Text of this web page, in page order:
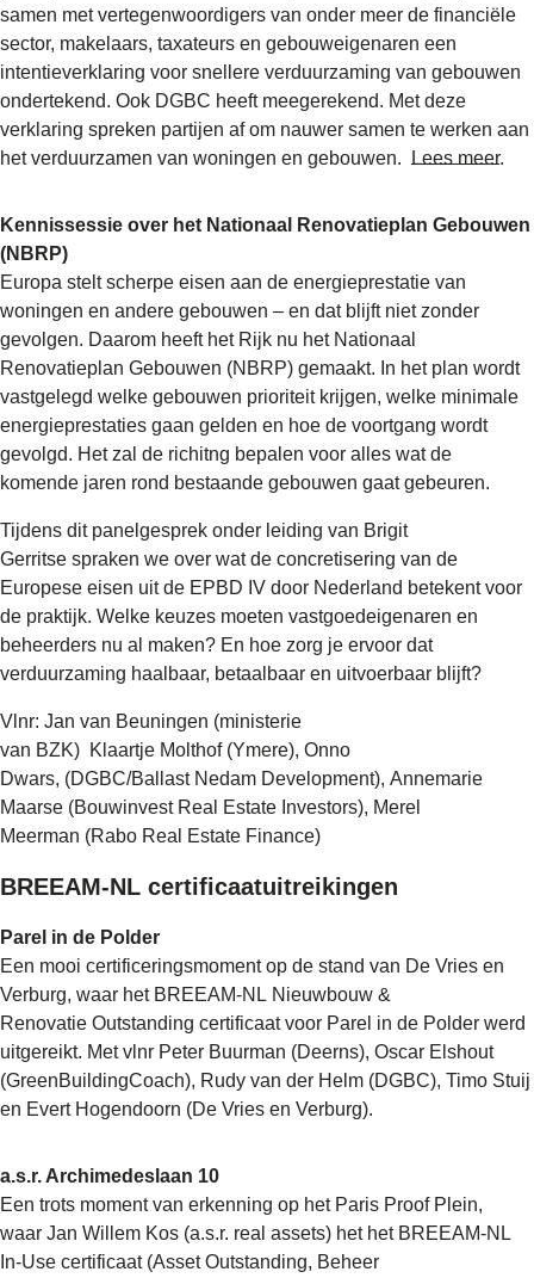
samen met vertegenwoordigers van onder meer de financiële
sector, makelaars, taxateurs en gebouweigenaren een
intentieverklaring voor snellere verduurzaming van gebouwen
ondertekend. Ook DGBC heeft meegerekend. Met deze
verklaring spreken partijen af om nauwer samen te werken aan
het verduurzamen van woningen en gebouwen.
Lees meer.
Kennissessie over het Nationaal Renovatieplan Gebouwen
(NBRP)
Europa stelt scherpe eisen aan de energieprestatie van
woningen en andere gebouwen – en dat blijft niet zonder
gevolgen. Daarom heeft het Rijk nu het Nationaal
Renovatieplan Gebouwen (NBRP) gemaakt. In het plan wordt
vastgelegd welke gebouwen prioriteit krijgen, welke minimale
energieprestaties gaan gelden en hoe de voortgang wordt
gevolgd. Het zal de richitng bepalen voor alles wat de
komende jaren rond bestaande gebouwen gaat gebeuren.
Tijdens dit panelgesprek onder leiding van Brigit
Gerritse spraken we over wat de concretisering van de
Europese eisen uit de EPBD IV door Nederland betekent voor
de praktijk. Welke keuzes moeten vastgoedeigenaren en
beheerders nu al maken? En hoe zorg je ervoor dat
verduurzaming haalbaar, betaalbaar en uitvoerbaar blijft?
Vlnr: Jan van Beuningen (ministerie
van BZK) Klaartje Molthof (Ymere), Onno
Dwars, (DGBC/Ballast Nedam Development), Annemarie
Maarse (Bouwinvest Real Estate Investors), Merel
Meerman (Rabo Real Estate Finance)
BREEAM-NL certificaatuitreikingen
Parel in de Polder
Een mooi certificeringsmoment op de stand van De Vries en
Verburg, waar het BREEAM-NL Nieuwbouw &
Renovatie Outstanding certificaat voor Parel in de Polder werd
uitgereikt. Met vlnr Peter Buurman (Deerns), Oscar Elshout
(GreenBuildingCoach), Rudy van der Helm (DGBC), Timo Stuij
en Evert Hogendoorn (De Vries en Verburg).
a.s.r. Archimedeslaan 10
Een trots moment van erkenning op het Paris Proof Plein,
waar Jan Willem Kos (a.s.r. real assets) het het BREEAM-NL
In-Use certificaat (Asset Outstanding, Beheer